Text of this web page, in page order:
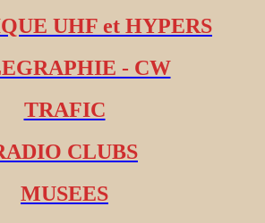
UHF et HYPERS
- CW
TRAFIC
CLUBS
MUSEES